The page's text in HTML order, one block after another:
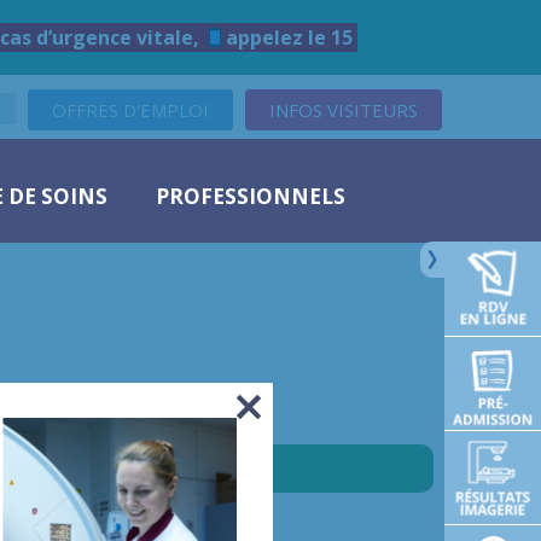
d’urgence vitale, appelez le 15
INFOS VISITEURS
OFFRES D'EMPLOI
DE SOINS PROFESSIONNELS